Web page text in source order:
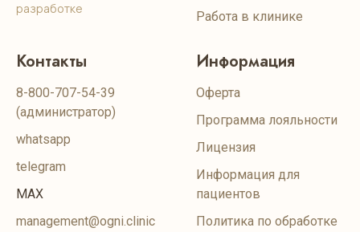
разработке
Работа в клинике
Контакты
8-800-707-54-39
(администратор)
whatsapp
telegram
MAX
management@ogni.clinic
Информация
Оферта
Программа лояльности
Лицензия
Информация для
пациентов
Политика по обработке